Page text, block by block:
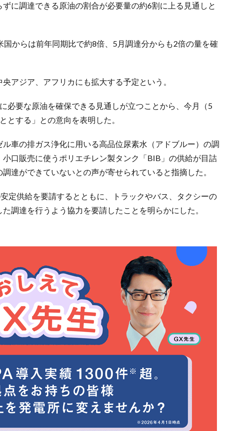
に調達できる原油の割合が必要量の約6割に上る見通しと
からは前年同期比で約8倍、5月調達分からも2倍の量を確
アジア、アフリカにも拡大する予定という。
必要な原油を確保できる見通しが立つことから、今月（5
とする」との意向を表明した。
車の排ガス浄化に用いる高品位尿素水（アドブルー）の調
口販売に使うポリエチレン製タンク「BIB」の供給が目詰
達ができていないとの声が寄せられていると指摘した。
定供給を要請するとともに、トラックやバス、タクシーの
調達を行うよう協力を要請したことを明らかにした。